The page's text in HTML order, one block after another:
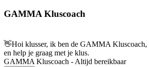
GAMMA Kluscoach
👋Hoi klusser, ik ben de GAMMA Kluscoach,
en help je graag met je klus.
GAMMA Kluscoach - Altijd bereikbaar